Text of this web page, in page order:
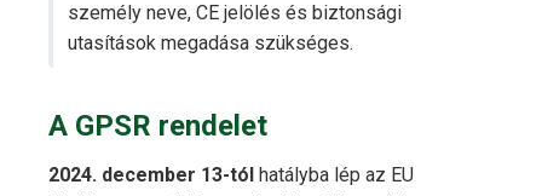
személy neve, CE jelölés és biztonsági
utasítások megadása szükséges.
A GPSR rendelet
2024. december 13-tól hatályba lép az EU